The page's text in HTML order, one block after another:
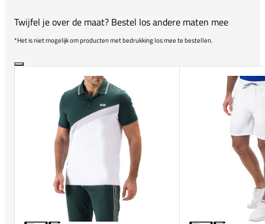
Twijfel je over de maat? Bestel los andere maten mee
*Het is niet mogelijk om producten met bedrukking los mee te bestellen.